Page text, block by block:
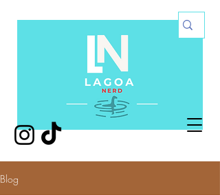
Blog